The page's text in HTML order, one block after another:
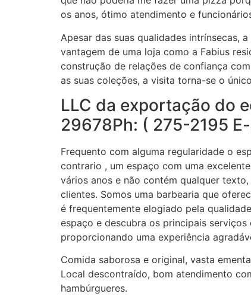
os anos, ótimo atendimento e
Apesar das suas qualidades intrínsecas,
vantagem de uma loja como a Fabius
construção de relações de confiança
as suas coleções, a visita torna-se o
LLC da exportação do
29678Ph: ( 275-2195
Frequento com alguma regularidade o
contrario , um espaço com uma
vários anos e não contém qualquer
clientes. Somos uma barbearia que
é frequentemente elogiado pela
espaço e descubra os principais
proporcionando uma experiência
Comida saborosa e original, vasta
Local descontraído, bom atendimento
hambúrgueres.